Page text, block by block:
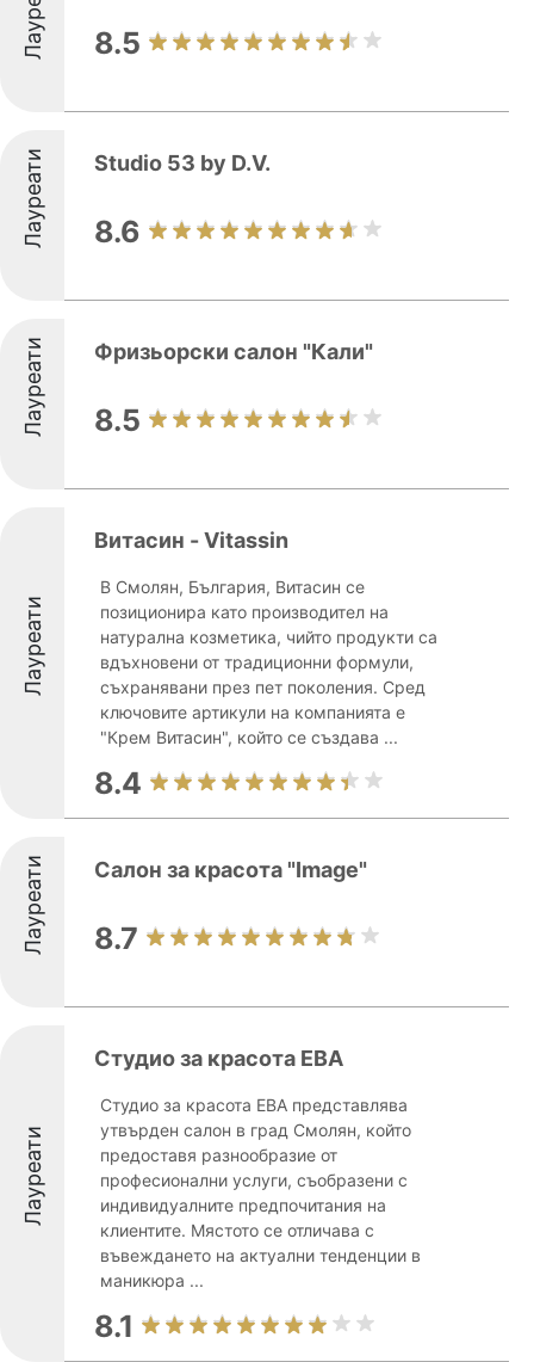
8.5
Лауреати Studio 53 by D.V.
8.6
Лауреати Фризьорски салон "Кали"
8.5
Лауреати
Витасин - Vitassin
В Смолян, България, Витасин се
позиционира като производител на
натурална козметика, чийто продукти са
вдъхновени от традиционни формули,
съхранявани през пет поколения. Сред
ключовите артикули на компанията е
"Крем Витасин", който се създава ...
8.4
Лауреати Салон за красота "Image"
8.7
Лауреати
Студио за красота ЕВА
Студио за красота ЕВА представлява
утвърден салон в град Смолян, който
предоставя разнообразие от
професионални услуги, съобразени с
индивидуалните предпочитания на
клиентите. Мястото се отличава с
въвеждането на актуални тенденции в
маникюра ...
8.1